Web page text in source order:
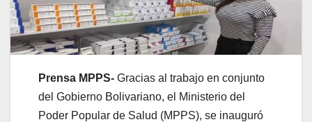
Prensa MPPS- Gracias al trabajo en conjunto
del Gobierno Bolivariano, el Ministerio del
Poder Popular de Salud (MPPS), se inauguró